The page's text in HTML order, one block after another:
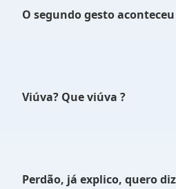
O segundo gesto
Viúva? Que viúva ?
Perdão, já explico, quero